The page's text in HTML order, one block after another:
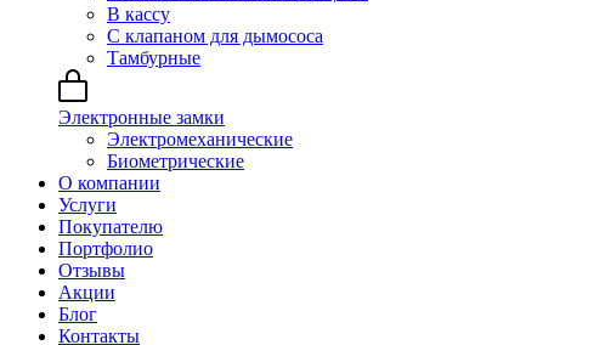
В кассу
С клапаном для дымососа
Тамбурные
Электронные замки
Электромеханические
Биометрические
О компании
Услуги
Покупателю
Портфолио
Отзывы
Акции
Блог
Контакты